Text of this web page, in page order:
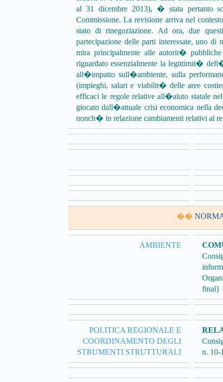
al 31 dicembre 2013), � stata pertanto
Commissione. La revisione arriva nel
stato di rinegoziazione. Ad ora, due
partecipazione delle parti interessate, uno
mira principalmente alle autorit�
riguardato essenzialmente la legittimit�
all�impatto sull�ambiente, sulla
(impieghi, salari e viabilit� delle aree
efficaci le regole relative all�aiuto statale
giocato dall�attuale crisi economica nella
nonch� in relazione cambiamenti relativi al
��
AMBIENTE
final}
POLITICA REGIONALE E
COORDINAMENTO DEGLI
STRUMENTI STRUTTURALI
n. 10-